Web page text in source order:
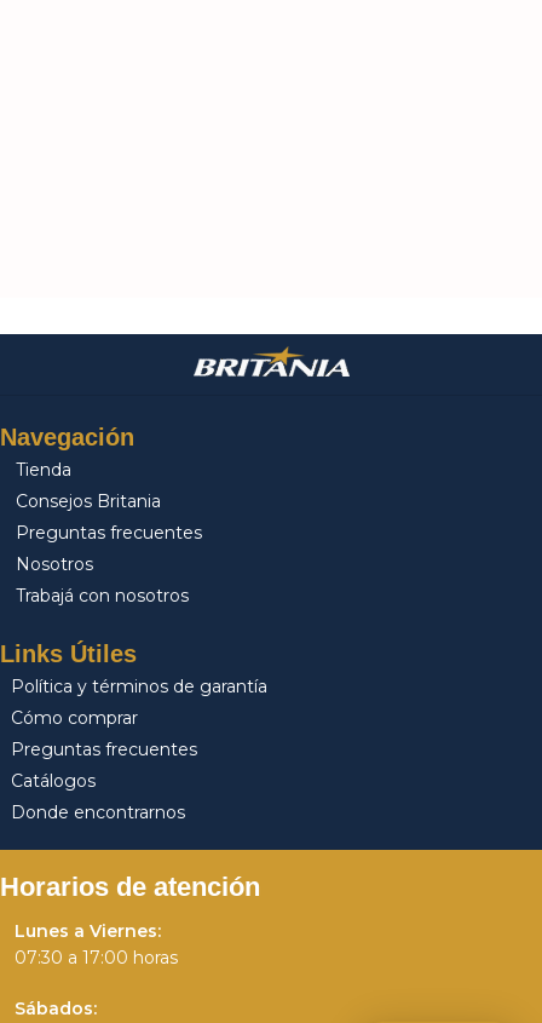
Navegación
Tienda
Consejos Britania
Preguntas frecuentes
Nosotros
Trabajá con nosotros
Links Útiles
Política y términos de garantía
Cómo comprar
Preguntas frecuentes
Catálogos
Donde encontrarnos
Horarios de atención
Lunes a Viernes:
07:30 a 17:00 horas
Sábados: